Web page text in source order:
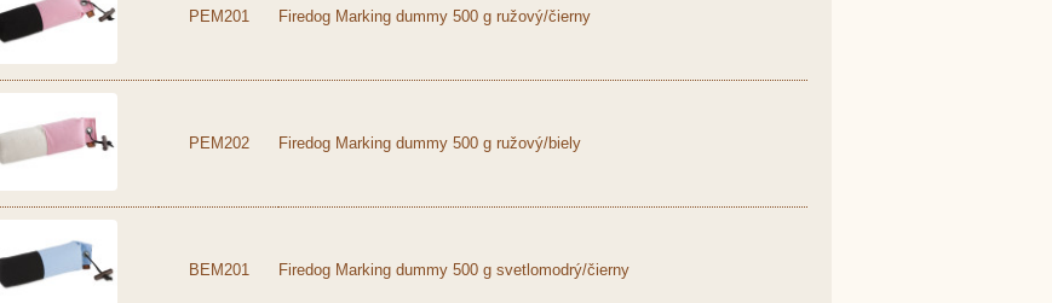
PEM201 Firedog Marking dummy 500 g ružový/čierny
PEM202 Firedog Marking dummy 500 g ružový/biely
BEM201 Firedog Marking dummy 500 g svetlomodrý/čierny